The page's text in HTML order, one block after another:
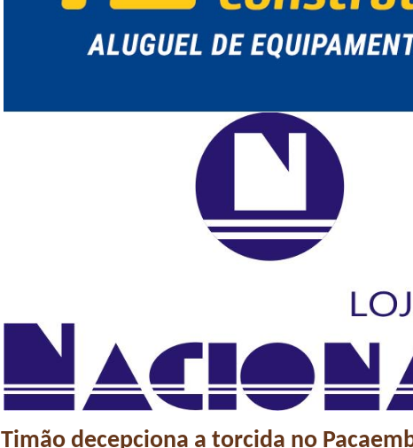
Timão decepciona a torcida no